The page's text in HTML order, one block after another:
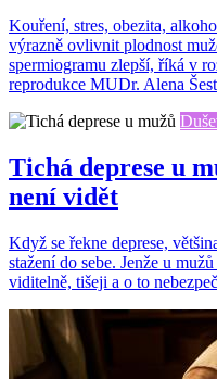
Kouření, stres, obezita,
výrazně ovlivnit plodnost
spermiogramu zlepší, říká v
reprodukce MUDr. Alena
Tichá deprese u
není vidět
Když se řekne deprese,
stažení do sebe. Jenže u
viditelně, tišeji a o to